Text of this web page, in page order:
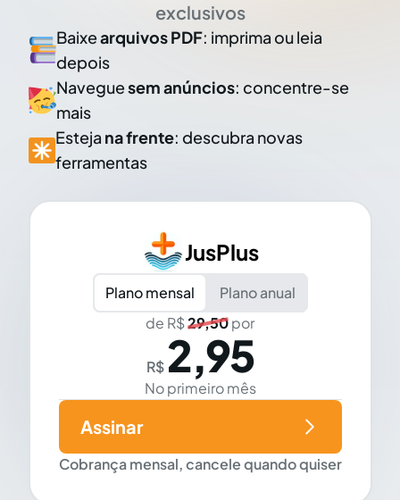
exclusivos
Baixearquivos PDF: imprima ou leia
depois
Naveguesem anúncios: concentre-se
mais
Esteja na frente: descubra novas
ferramentas
JusPlus
Plano mensal
Plano anual
de R$29,50por
R$ 2,95
No primeiro mês
Cobrança mensal, cancele quando quiser
Assinar